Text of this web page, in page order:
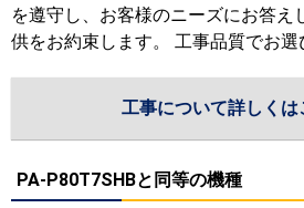
を遵守し、お客様のニーズにお答え
供をお約束します。 工事品質でお選
工事について詳しくは
PA-P80T7SHBと同等の機種